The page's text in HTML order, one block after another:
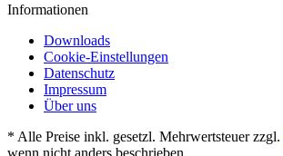
Informationen
Downloads
Cookie-Einstellungen
Datenschutz
Impressum
Über uns
* Alle Preise inkl. gesetzl. Mehrwertsteuer zzgl.
wenn nicht anders beschrieben